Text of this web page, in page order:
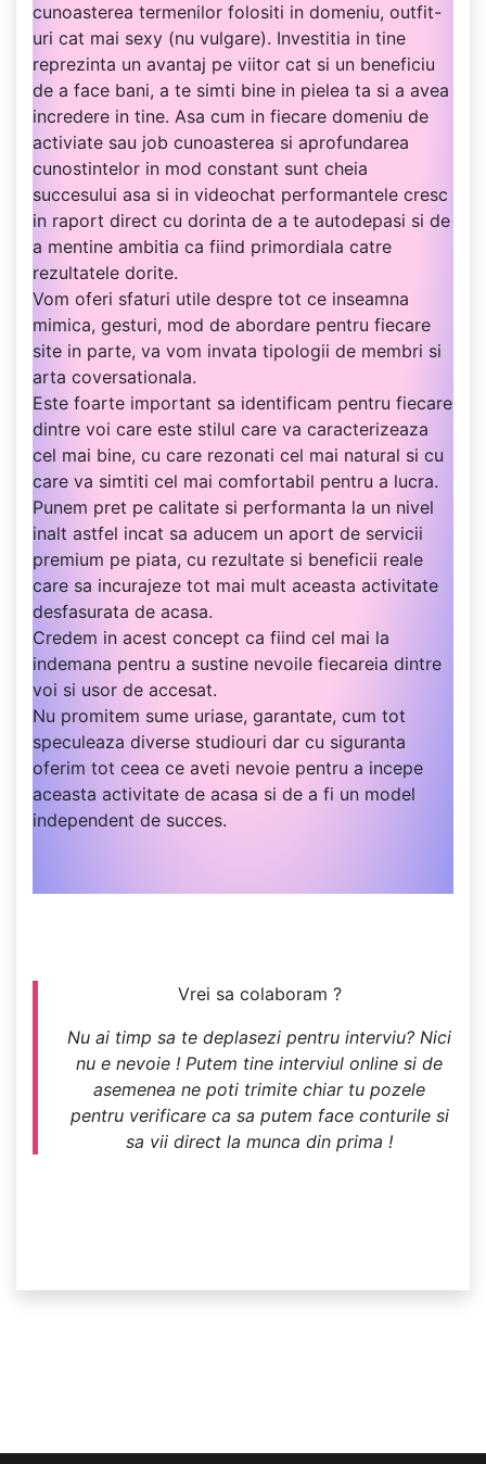
cunoasterea termenilor folositi in domeniu, outfit-
uri cat mai sexy (nu vulgare). Investitia in tine
reprezinta un avantaj pe viitor cat si un beneficiu
de a face bani, a te simti bine in pielea ta si a avea
incredere in tine. Asa cum in fiecare domeniu de
activiate sau job cunoasterea si aprofundarea
cunostintelor in mod constant sunt cheia
succesului asa si in videochat performantele cresc
in raport direct cu dorinta de a te autodepasi si de
a mentine ambitia ca fiind primordiala catre
rezultatele dorite.
Vom oferi sfaturi utile despre tot ce inseamna
mimica, gesturi, mod de abordare pentru fiecare
site in parte, va vom invata tipologii de membri si
arta coversationala.
Este foarte important sa identificam pentru fiecare
dintre voi care este stilul care va caracterizeaza
cel mai bine, cu care rezonati cel mai natural si cu
care va simtiti cel mai comfortabil pentru a lucra.
Punem pret pe calitate si performanta la un nivel
inalt astfel incat sa aducem un aport de servicii
premium pe piata, cu rezultate si beneficii reale
care sa incurajeze tot mai mult aceasta activitate
desfasurata de acasa.
Credem in acest concept ca fiind cel mai la
indemana pentru a sustine nevoile fiecareia dintre
voi si usor de accesat.
Nu promitem sume uriase, garantate, cum tot
speculeaza diverse studiouri dar cu siguranta
oferim tot ceea ce aveti nevoie pentru a incepe
aceasta activitate de acasa si de a fi un model
independent de succes.
Vrei sa colaboram ?
Nu ai timp sa te deplasezi pentru interviu? Nici
nu e nevoie ! Putem tine interviul online si de
asemenea ne poti trimite chiar tu pozele
pentru verificare ca sa putem face conturile si
sa vii direct la munca din prima !